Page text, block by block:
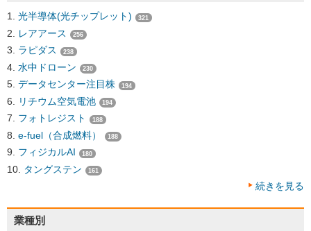
光半導体(光チップレット) 321
レアアース 256
ラピダス 238
水中ドローン 230
データセンター注目株 194
リチウム空気電池 194
フォトレジスト 188
e-fuel（合成燃料） 188
フィジカルAI 180
タングステン 161
続きを見る
業種別